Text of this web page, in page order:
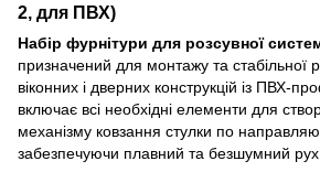
2, для ПВХ)
Набір фурнітури для розсувної
призначений для монтажу та стабільної
віконних і дверних конструкцій із ПВХ-
включає всі необхідні елементи для
механізму ковзання стулки по
забезпечуючи плавний та безшумний рух.